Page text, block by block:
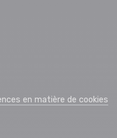
en matière de cookies